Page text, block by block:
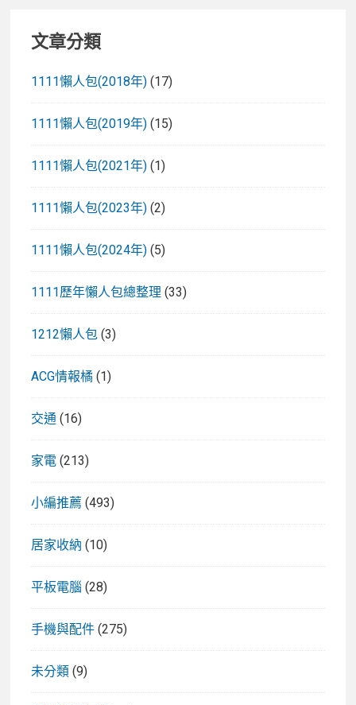
文章分類
1111懶人包(2018年) (17)
1111懶人包(2019年) (15)
1111懶人包(2021年) (1)
1111懶人包(2023年) (2)
1111懶人包(2024年) (5)
1111歷年懶人包總整理 (33)
1212懶人包 (3)
ACG情報橘 (1)
交通 (16)
家電 (213)
小編推薦 (493)
居家收納 (10)
平板電腦 (28)
手機與配件 (275)
未分類 (9)